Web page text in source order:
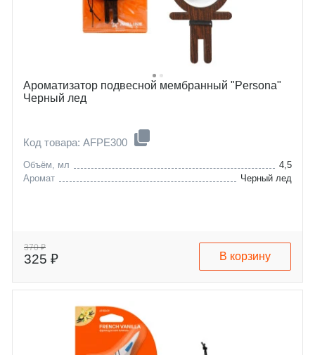
Ароматизатор подвесной мембранный "Persona"
Черный лед
Код товара: AFPE300
Объём, мл
4,5
Аромат
Черный лед
370 ₽
325 ₽ В корзину